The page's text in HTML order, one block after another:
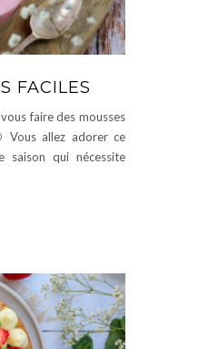
FACILES
faire des mousses
Vous allez adorer ce
qui nécessite